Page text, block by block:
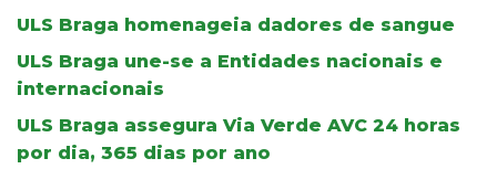
ULS Braga homenageia dadores de sangue
ULS Braga une-se a Entidades nacionais e
internacionais
ULS Braga assegura Via Verde AVC 24 horas
por dia, 365 dias por ano